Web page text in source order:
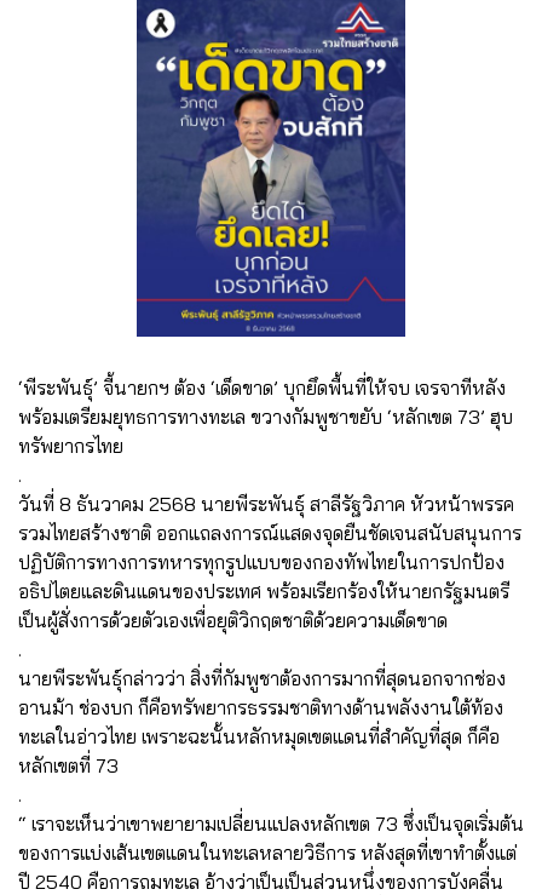
‘พีระพันธุ์’ จี้นายกฯ ต้อง ‘เด็ดขาด’ บุกยึดพื้นที่ให้จบ เจรจาทีหลัง
พร้อมเตรียมยุทธการทางทะเล ขวางกัมพูชาขยับ ‘หลักเขต 73’ ฮุบ
ทรัพยากรไทย
.
วันที่ 8 ธันวาคม 2568 นายพีระพันธุ์ สาลีรัฐวิภาค หัวหน้าพรรค
รวมไทยสร้างชาติ ออกแถลงการณ์แสดงจุดยืนชัดเจนสนับสนุนการ
ปฏิบัติการทางการทหารทุกรูปแบบของกองทัพไทยในการปกป้อง
อธิปไตยและดินแดนของประเทศ พร้อมเรียกร้องให้นายกรัฐมนตรี
เป็นผู้สั่งการด้วยตัวเองเพื่อยุติวิกฤตชาติด้วยความเด็ดขาด
.
นายพีระพันธุ์กล่าวว่า สิ่งที่กัมพูชาต้องการมากที่สุดนอกจากช่อง
อานม้า ช่องบก ก็คือทรัพยากรธรรมชาติทางด้านพลังงานใต้ท้อง
ทะเลในอ่าวไทย เพราะฉะนั้นหลักหมุดเขตแดนที่สำคัญที่สุด ก็คือ
หลักเขตที่ 73
.
“ เราจะเห็นว่าเขาพยายามเปลี่ยนแปลงหลักเขต 73 ซึ่งเป็นจุดเริ่มต้น
ของการแบ่งเส้นเขตแดนในทะเลหลายวิธีการ หลังสุดที่เขาทำตั้งแต่
ปี 2540 คือการถมทะเล อ้างว่าเป็นเป็นส่วนหนึ่งของการบังคลื่น